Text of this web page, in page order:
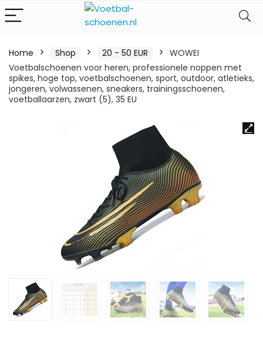
Home Shop 20 - 50 EUR
WOWEI
Voetbalschoenen voor heren, professionele noppen met
spikes, hoge top, voetbalschoenen, sport, outdoor, atletieks,
jongeren, volwassenen, sneakers, trainingsschoenen,
voetballaarzen, zwart (5), 35 EU